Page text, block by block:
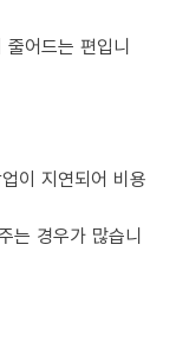
어드는 편입니
이 지연되어 비용
는 경우가 많습니